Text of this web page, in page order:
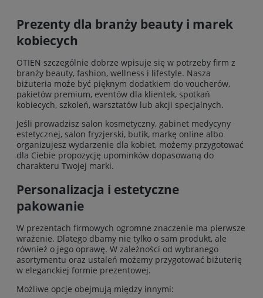
Prezenty dla branży beauty i marek
kobiecych
OTIEN szczególnie dobrze wpisuje się w potrzeby firm z
branży beauty, fashion, wellness i lifestyle. Nasza
biżuteria może być pięknym dodatkiem do voucherów,
pakietów premium, eventów dla klientek, spotkań
kobiecych, szkoleń, warsztatów lub akcji specjalnych.
Jeśli prowadzisz salon kosmetyczny, gabinet medycyny
estetycznej, salon fryzjerski, butik, markę online albo
organizujesz wydarzenie dla kobiet, możemy przygotować
dla Ciebie propozycję upominków dopasowaną do
charakteru Twojej marki.
Personalizacja i estetyczne
pakowanie
W prezentach firmowych ogromne znaczenie ma pierwsze
wrażenie. Dlatego dbamy nie tylko o sam produkt, ale
również o jego oprawę. W zależności od wybranego
asortymentu oraz ustaleń możemy przygotować biżuterię
w eleganckiej formie prezentowej.
Możliwe opcje obejmują między innymi: